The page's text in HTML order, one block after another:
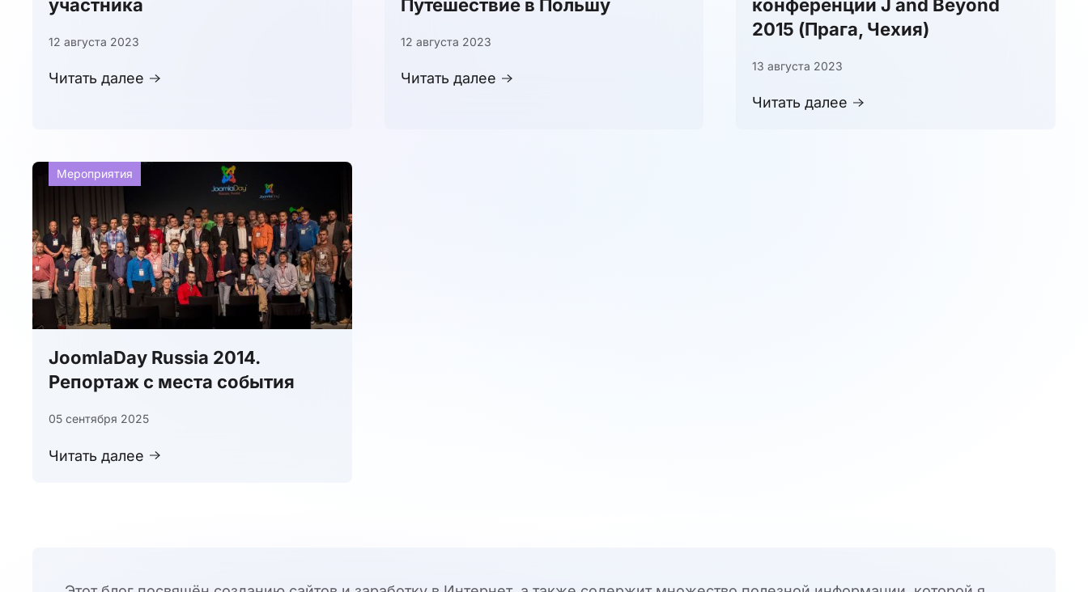
участника
12 августа 2023
Читать далее
Путешествие в Польшу
12 августа 2023
Читать далее
конференции J and Beyond
2015 (Прага, Чехия)
13 августа 2023
Читать далее
Мероприятия
JoomlaDay Russia 2014.
Репортаж с места события
05 сентября 2025
Читать далее